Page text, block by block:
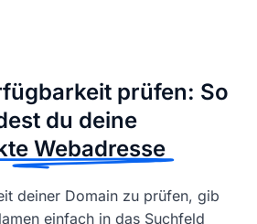
prüfen: So
du deine
Webadresse
deiner Domain zu prüfen, gib
einfach in das Suchfeld